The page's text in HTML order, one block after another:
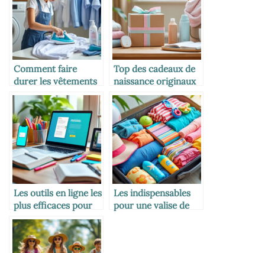
Comment faire
durer les vêtements
d’école plus
longtemps
Top des cadeaux de
naissance originaux
et utiles
Les outils en ligne les
plus efficaces pour
réviser
Les indispensables
pour une valise de